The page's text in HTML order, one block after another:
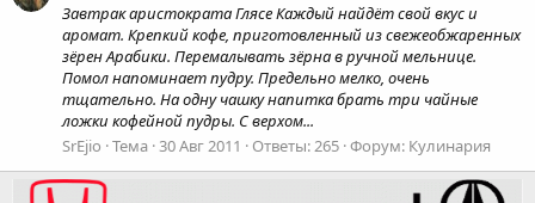
Завтрак аристократа Глясе Каждый найдёт свой вкус и
аромат. Крепкий кофе, приготовленный из свежеобжаренных
зёрен Арабики. Перемалывать зёрна в ручной мельнице.
Помол напоминает пудру. Предельно мелко, очень
тщательно. На одну чашку напитка брать три чайные
ложки кофейной пудры. С верхом...
SrEjio Тема 30 Авг 2011 Ответы: 265 Форум: Кулинария